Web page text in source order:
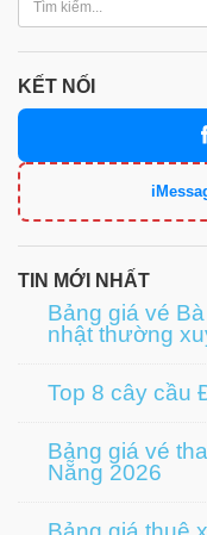
KẾT NỐI
TIN MỚI NHẤT
Bảng giá vé
nhật thường
Top 8 cây cầu
Bảng giá vé
Nẵng 2026